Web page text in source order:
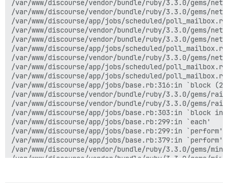
/var/www/discourse/vendor/bundle/ruby/3.3.0/
/var/www/discourse/vendor/bundle/ruby/3.3.0/gems/
/var/www/discourse/app/jobs/scheduled/
/var/www/discourse/vendor/bundle/ruby/3.3.0/gems/
/var/www/discourse/vendor/bundle/ruby/3.3.0/gems/
/var/www/discourse/app/jobs/scheduled/
/var/www/discourse/vendor/bundle/ruby/3.3.0/
/var/www/discourse/app/jobs/scheduled/
/var/www/discourse/app/jobs/scheduled/
/var/www/discourse/app/jobs/base.rb:316:in `block
/var/www/discourse/vendor/bundle/ruby/3.3.0/gems/
/var/www/discourse/vendor/bundle/ruby/3.3.0/gems/
/var/www/discourse/app/jobs/base.rb:303:in `block in
/var/www/discourse/app/jobs/base.rb:299:in `each'
/var/www/discourse/app/jobs/base.rb:299:in `perform'
/var/www/discourse/app/jobs/base.rb:379:in `perform'
/var/www/discourse/vendor/bundle/ruby/3.3.0/gems/
/var/www/discourse/vendor/bundle/ruby/3.3.0/gems/